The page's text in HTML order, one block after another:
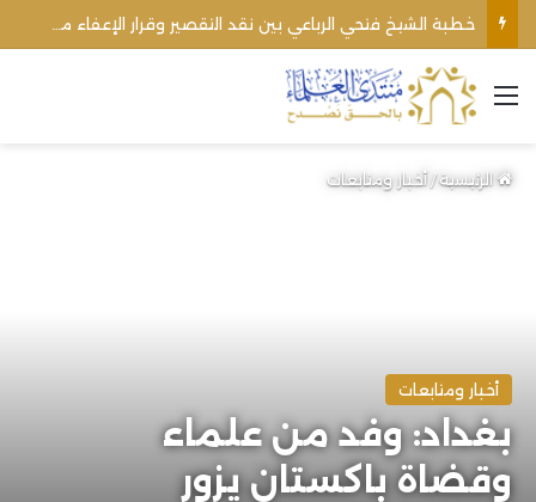
القائمة
الرئيسية/أخبار ومتابعات
أخبار ومتابعات
بغداد: وفد من علماء
وقضاة باكستان يزور